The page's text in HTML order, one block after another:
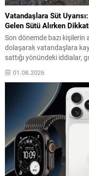
Vatandaşlara Süt
Gelen Sütü Alırken
Son dönemde bazı
dolaşarak vatandaşlara
sattığı yönündeki iddialar,
özellikle tanınmayan
gerektiği belirtildi. Üretim
01.08.2026